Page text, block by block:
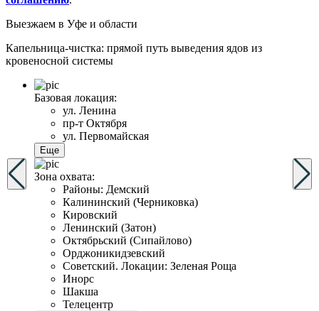
Выезжаем в Уфе и области
Капельница-чистка: прямой путь выведения ядов из
кровеносной системы
Базовая локация:
ул. Ленина
пр-т Октября
ул. Первомайская
Еще
Зона охвата:
Районы: Демский
Калининский (Черниковка)
Кировский
Ленинский (Затон)
Октябрьский (Сипайлово)
Орджоникидзевский
Советский. Локации: Зеленая Роща
Инорс
Шакша
Телецентр